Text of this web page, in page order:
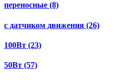
переносные (8)
с датчиком движения (26)
100Вт (23)
50Вт (57)